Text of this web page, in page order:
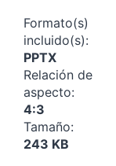
Formato(s)
incluido(s):
PPTX
Relación de
aspecto:
4:3
Tamaño:
243 KB